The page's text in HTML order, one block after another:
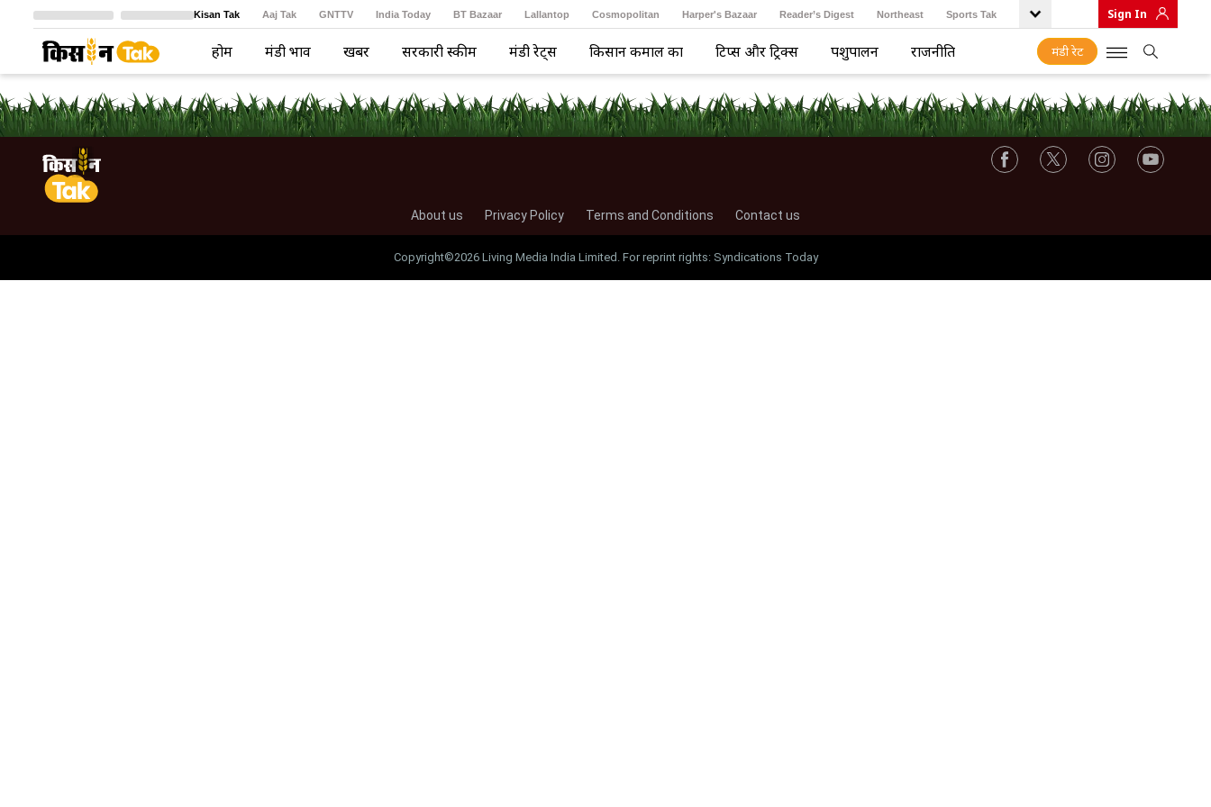
Kisan Tak Aaj Tak GNTTV India Today BT Bazaar Lallantop Cosmopolitan Harper's Bazaar Reader’s Digest Northeast Sports Tak
Crime Tak Astro Tak
Sign In
होम मंडी भाव खबरें सरकारी स्कीम मंडी रेट्स किसान कमाल का टिप्स और ट्रिक्स पशुपालन राजनीति मंडी रेट
About us Privacy Policy Terms and Conditions Contact us
Copyright©2026 Living Media India Limited. For reprint rights: Syndications Today